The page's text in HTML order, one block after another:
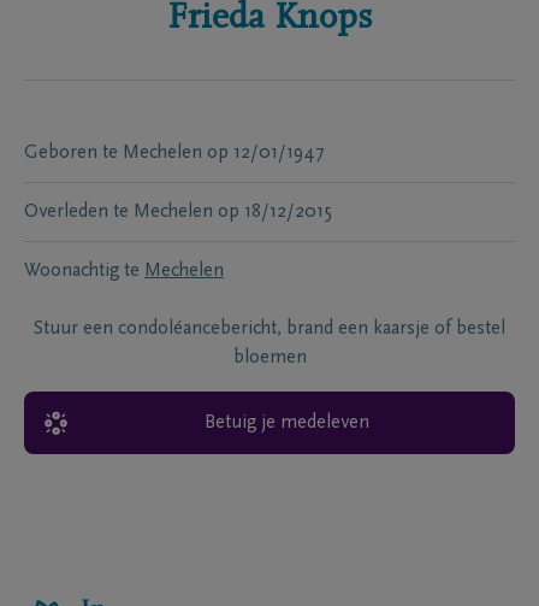
Frieda Knops
Geboren te Mechelen op 12/01/1947
Overleden te Mechelen op 18/12/2015
Woonachtig te Mechelen
Stuur een condoléancebericht, brand een kaarsje of bestel
bloemen
Betuig je medeleven